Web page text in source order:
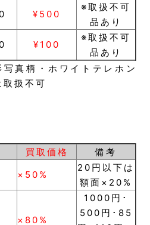
¥500
※取扱不可
品あり
¥100
※取扱不可
品あり
真柄・ホワイトテレホン
扱不可
買取価格
備考
×50%
20円以下は
額面×20%
×80%
1000円･
500円･85